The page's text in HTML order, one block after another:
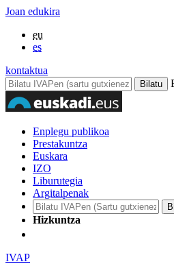
Joan edukira
eu
es
kontaktua
Enplegu publikoa
Prestakuntza
Euskara
IZO
Liburutegia
Argitalpenak
Hizkuntza
IVAP